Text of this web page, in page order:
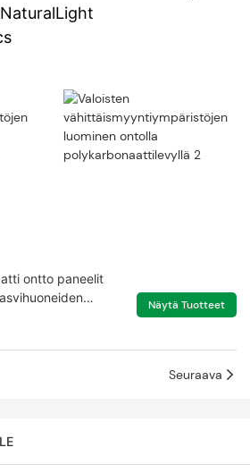
ontto paneelit
Näytä Tuotteet
Seuraava